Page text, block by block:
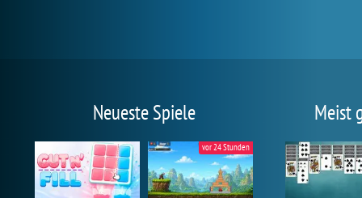
Neueste Spiele
vor 24 Stunden
Meist